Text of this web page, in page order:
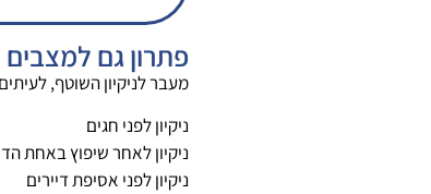
פתרון גם למצבים
מעבר לניקיון השוטף,
ניקיון לפני חגים
ניקיון לאחר שיפוץ באחת
ניקיון לפני אסיפת דיירים